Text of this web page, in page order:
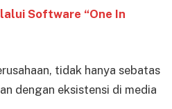
Software “One In
tidak hanya sebatas
dengan eksistensi di media